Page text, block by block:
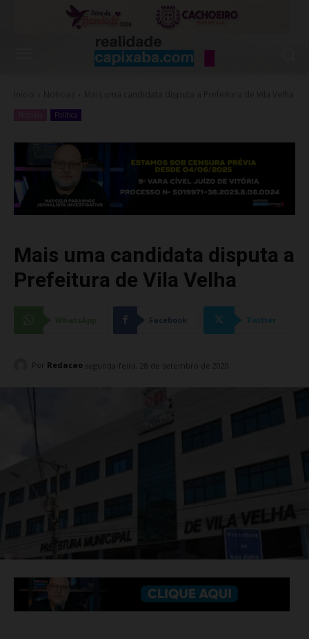
Política
Mais uma candidata disputa a
Prefeitura de Vila Velha
Facebook Twitter
Por Redacao segunda-feira, 28 de setembro de 2020